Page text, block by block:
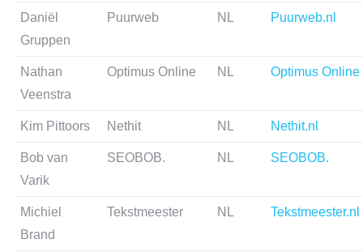
Daniël
Gruppen
Puurweb NL Puurweb.nl
Nathan
Veenstra
Optimus Online NL Optimus Online
Kim Pittoors Nethit NL Nethit.nl
Bob van
Varik
SEOBOB. NL SEOBOB.
Michiel
Brand
Tekstmeester NL Tekstmeester.nl